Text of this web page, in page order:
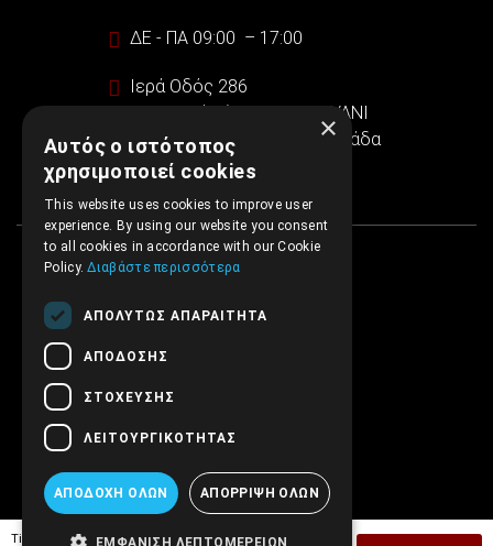
Tiμή Έκδοσης: 12,00€
ΔΕ - ΠΑ 09:00 – 17:00
Ιερά Οδός 286
Εμπορικό κέντρο SINTRIVANI
122 43 Αιγάλεω Αθήνα, Ελλάδα
×
Αυτός ο ιστότοπος
χρησιμοποιεί cookies
This website uses cookies to improve user
experience. By using our website you consent
to all cookies in accordance with our Cookie
Policy.Διαβάστε περισσότερα
ΑΠΟΛΎΤΩΣ ΑΠΑΡΑΊΤΗΤΑ
ΑΠΌΔΟΣΗΣ
ΣΤΌΧΕΥΣΗΣ
ΛΕΙΤΟΥΡΓΙΚΌΤΗΤΑΣ
ΑΠΟΔΟΧΉ ΌΛΩΝ ΑΠΌΡΡΙΨΗ ΌΛΩΝ
ΕΜΦΆΝΙΣΗ ΛΕΠΤΟΜΕΡΕΙΏΝ